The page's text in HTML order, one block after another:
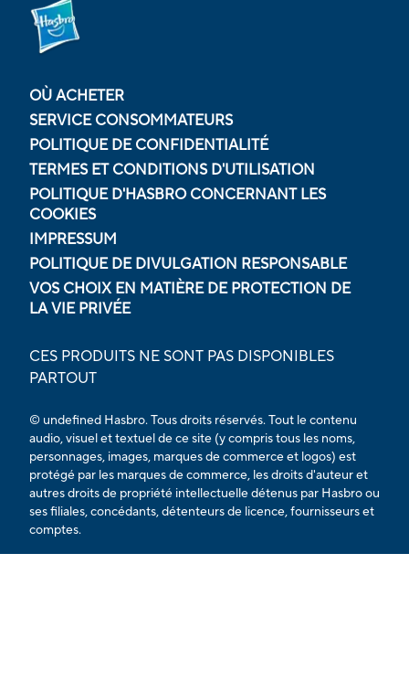
OÙ ACHETER
SERVICE CONSOMMATEURS
POLITIQUE DE CONFIDENTIALITÉ
TERMES ET CONDITIONS D'UTILISATION
POLITIQUE D'HASBRO CONCERNANT LES
COOKIES
IMPRESSUM
POLITIQUE DE DIVULGATION RESPONSABLE
VOS CHOIX EN MATIÈRE DE PROTECTION DE
LA VIE PRIVÉE
CES PRODUITS NE SONT PAS DISPONIBLES
PARTOUT
© undefined Hasbro. Tous droits réservés. Tout le contenu
audio, visuel et textuel de ce site (y compris tous les noms,
personnages, images, marques de commerce et logos) est
protégé par les marques de commerce, les droits d'auteur et
autres droits de propriété intellectuelle détenus par Hasbro ou
ses filiales, concédants, détenteurs de licence, fournisseurs et
comptes.